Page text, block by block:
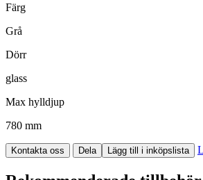
Färg
Grå
Dörr
glass
Max hylldjup
780 mm
Kontakta oss Dela Lägg till i inköpslista